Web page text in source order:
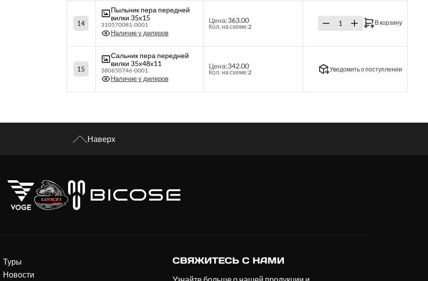
14
Пыльник пера передней
вилки 35х15
310570081-0001
Наличие у дилеров
Цена:363.00
Кол. на схеме:2
В корзину
15
Сальник пера передней
вилки 35х48х11
380650746-0001
Наличие у дилеров
Цена:342.00
Кол. на схеме:2 Уведомить о поступлении
Наверх
Туры
Новости
СВЯЖИТЕСЬ С НАМИ